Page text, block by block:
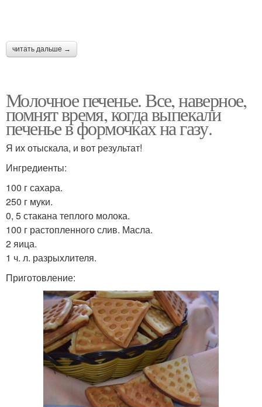
читать дальше →
Молочное печенье. Все, наверное,
помнят время, когда выпекали
печенье в формочках на газу.
Я их отыскала, и вот результат!
Ингредиенты:
100 г сахара.
250 г муки.
0, 5 стакана теплого молока.
100 г растопленного слив. Масла.
2 яица.
1 ч. л. разрыхлителя.
Приготовление: